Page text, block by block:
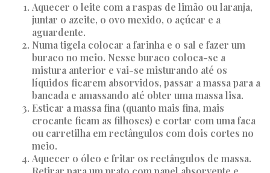
Aquecer o leite com a raspas de limão ou laranja,
juntar o azeite, o ovo mexido, o açúcar e a
aguardente.
Numa tigela colocar a farinha e o sal e fazer um
buraco no meio. Nesse buraco coloca-se a
mistura anterior e vai-se misturando até os
líquidos ficarem absorvidos, passar a massa para a
bancada e amassando até obter uma massa lisa.
Esticar a massa fina (quanto mais fina, mais
crocante ficam as filhoses) e cortar com uma faca
ou carretilha em rectângulos com dois cortes no
meio.
Aquecer o óleo e fritar os rectângulos de massa.